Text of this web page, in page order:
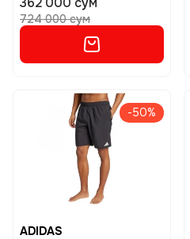
724 000 сум
-50%
ADIDAS